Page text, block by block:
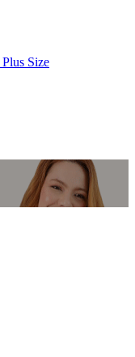
Plus Size